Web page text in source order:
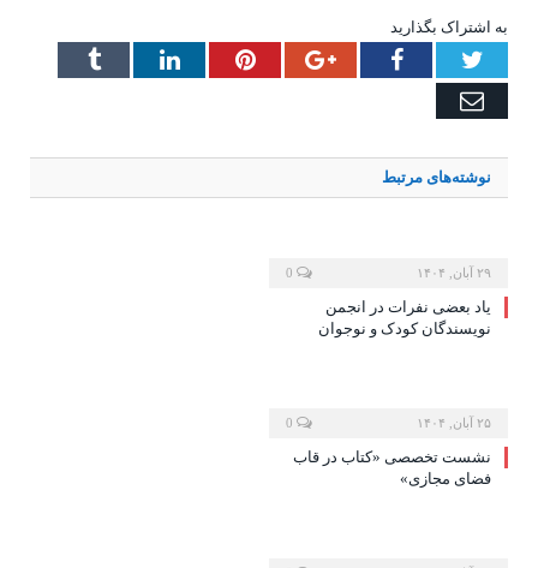
به اشتراک بگذارید
Twitter
Facebook
Google+
Pinterest
LinkedIn
Tumblr
Email
نوشته‌های مرتبط
۲۹ آبان, ۱۴۰۴
یاد بعضی نفرات در انجمن
نویسندگان کودک و نوجوان
۲۵ آبان, ۱۴۰۴
نشست تخصصی «کتاب در قاب
فضای مجازی»